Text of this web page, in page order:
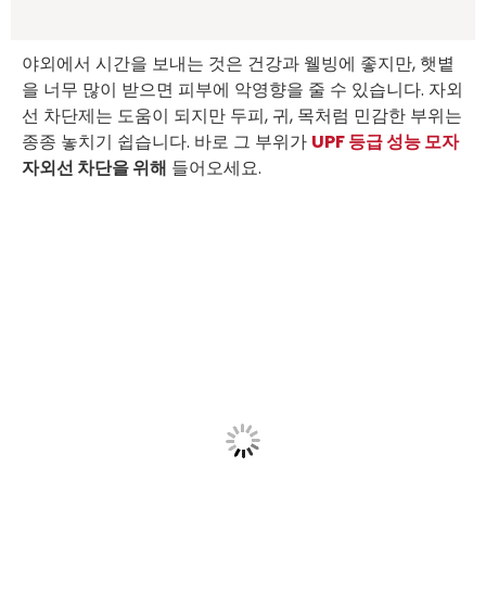
야외에서 시간을 보내는 것은 건강과 웰빙에 좋지만, 햇볕
을 너무 많이 받으면 피부에 악영향을 줄 수 있습니다. 자외
선 차단제는 도움이 되지만 두피, 귀, 목처럼 민감한 부위는
종종 놓치기 쉽습니다. 바로 그 부위가 UPF 등급 성능 모자
자외선 차단을 위해 들어오세요.